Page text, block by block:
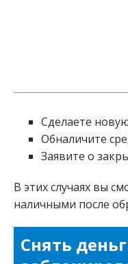
Сделаете
Обналичите
Заявите о
В этих случаях вы
наличными после
Снять